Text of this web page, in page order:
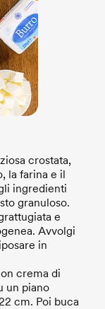
crostata,
la farina e il
ingredienti
granuloso.
e
Avvolgi
in
crema di
un piano
cm. Poi buca